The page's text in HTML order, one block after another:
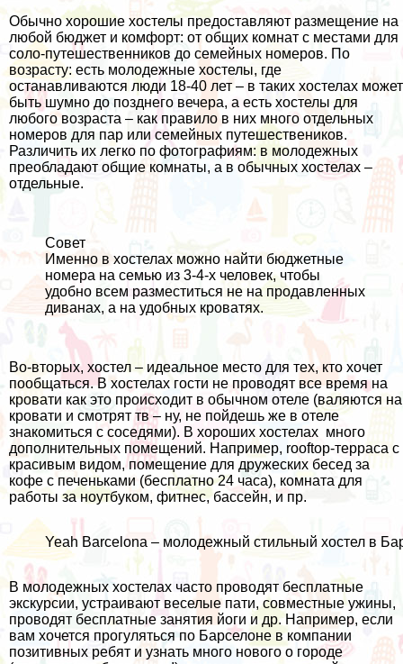
Обычно хорошие хостелы предоставляют размещение на
любой бюджет и комфорт: от общих комнат с местами для
соло-путешественников до семейных номеров. По
возрасту: есть молодежные хостелы, где
останавливаются люди 18-40 лет – в таких хостелах может
быть шумно до позднего вечера, а есть хостелы для
любого возраста – как правило в них много отдельных
номеров для пар или семейных путешествеников.
Различить их легко по фотографиям: в молодежных
преобладают общие комнаты, а в обычных хостелах –
отдельные.
Совет
Именно в хостелах можно найти бюджетные
номера на семью из 3-4-х человек, чтобы
удобно всем разместиться не на продавленных
диванах, а на удобных кроватях.
Во-вторых, хостел – идеальное место для тех, кто хочет
пообщаться. В хостелах гости не проводят все время на
кровати как это происходит в обычном отеле (валяются на
кровати и смотрят тв – ну, не пойдешь же в отеле
знакомиться с соседями). В хороших хостелах много
дополнительных помещений. Например, rooftop-терраса с
красивым видом, помещение для дружеских бесед за
кофе с печеньками (бесплатно 24 часа), комната для
работы за ноутбуком, фитнес, бассейн, и пр.
Yeah Barcelona – молодежный стильный хостел в
В молодежных хостелах часто проводят бесплатные
экскурсии, устраивают веселые пати, совместные ужины,
проводят бесплатные занятия йоги и др. Например, если
вам хочется прогуляться по Барселоне в компании
позитивных ребят и узнать много нового о городе